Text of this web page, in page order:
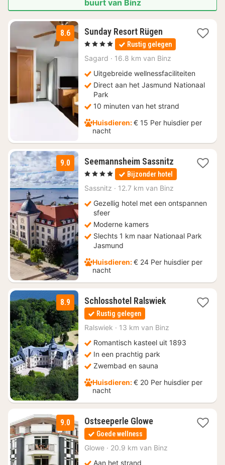
buurt van Binz
8.6 Sunday Resort Rügen2
nachten
vanaf
€
, 4 Sterren Rustig gelegen
Sagard · 16.8 km van Binz
Uitgebreide wellnessfaciliteiten
Direct aan het Jasmund Nationaal
Park
10 minuten van het strand
Huisdieren:€ 15 Per huisdier per
nacht
9.0 Seemannsheim Sassnitz1
nacht
vanaf
€
, 4 Sterren Bijzonder hotel
Sassnitz · 12.7 km van Binz
Gezellig hotel met een ontspannen
sfeer
Moderne kamers
Slechts 1 km naar Nationaal Park
Jasmund
Huisdieren:€ 24 Per huisdier per
nacht
8.9 Schlosshotel Ralswiek1
€
Rustig gelegen
Ralswiek · 13 km van Binz
Romantisch kasteel uit 1893
In een prachtig park
Zwembad en sauna
Huisdieren:€ 20 Per huisdier per
nacht
9.0 Ostseeperle Glowe3
€
Goede wellness
Glowe · 20.9 km van Binz
Aan het strand